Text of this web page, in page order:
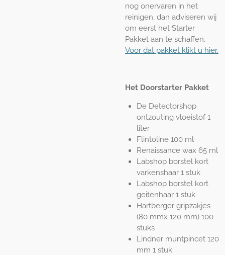
nog onervaren in het
reinigen, dan adviseren wij
om eerst het Starter
Pakket aan te schaffen.
Voor dat pakket klikt u hier.
Het Doorstarter Pakket
De Detectorshop
ontzouting vloeistof 1
liter
Flintoline 100 ml
Renaissance wax 65 ml
Labshop borstel kort
varkenshaar 1 stuk
Labshop borstel kort
geitenhaar 1 stuk
Hartberger gripzakjes
(80 mmx 120 mm) 100
stuks
Lindner muntpincet 120
mm 1 stuk